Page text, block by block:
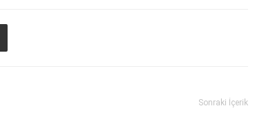
Sonraki İçerik